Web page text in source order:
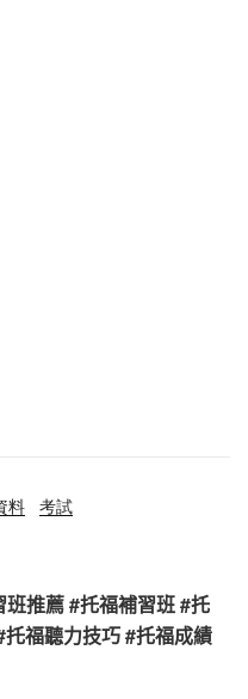
料
考試
推薦 #托福補習班 #托
福聽力技巧 #托福成績